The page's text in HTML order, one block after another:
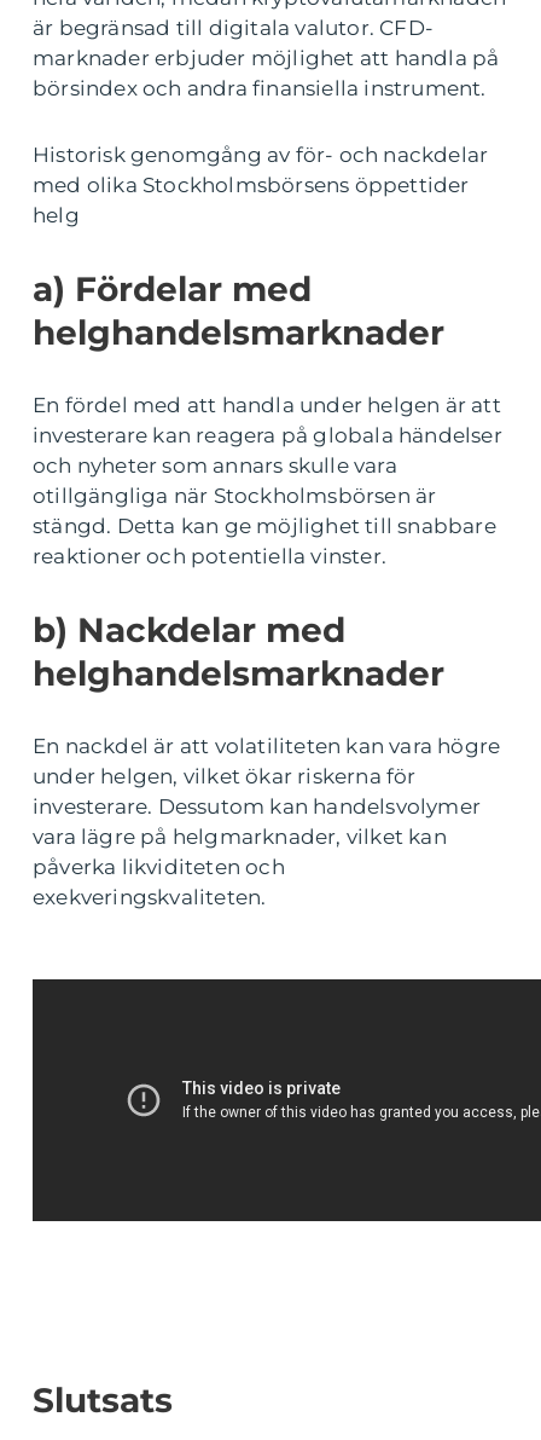
är begränsad till digitala valutor. CFD-
marknader erbjuder möjlighet att handla på
börsindex och andra finansiella instrument.
Historisk genomgång av för- och nackdelar
med olika Stockholmsbörsens öppettider
helg
a) Fördelar med
helghandelsmarknader
En fördel med att handla under helgen är att
investerare kan reagera på globala händelser
och nyheter som annars skulle vara
otillgängliga när Stockholmsbörsen är
stängd. Detta kan ge möjlighet till snabbare
reaktioner och potentiella vinster.
b) Nackdelar med
helghandelsmarknader
En nackdel är att volatiliteten kan vara högre
under helgen, vilket ökar riskerna för
investerare. Dessutom kan handelsvolymer
vara lägre på helgmarknader, vilket kan
påverka likviditeten och
exekveringskvaliteten.
Slutsats